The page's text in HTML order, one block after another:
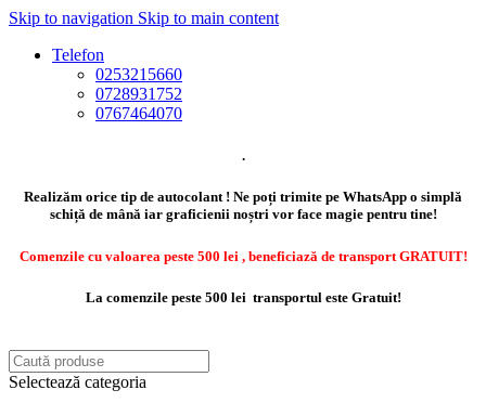
Skip to navigation Skip to main content
Telefon
0253215660
0728931752
0767464070
.
Realizăm orice tip de autocolant ! Ne poți trimite pe WhatsApp o simplă
schiță de mână iar graficienii noștri vor face magie pentru tine!
Comenzile cu valoarea peste 500 lei , beneficiază de transport GRATUIT!
La comenzile peste 500 lei transportul este Gratuit!
Selectează categoria